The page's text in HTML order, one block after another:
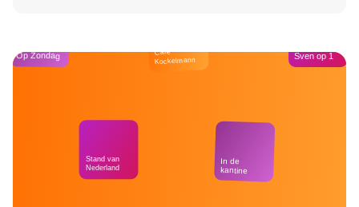
Op Zondag
Stand van
Nederland
Café
Kockelmann
In de
kantine
Sven op 1